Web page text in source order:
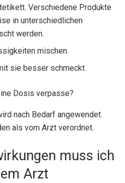
Verschiedene Produkte
in unterschiedlichen
werden.
mischen.
sie besser schmeckt.
Dosis verpasse?
nach Bedarf angewendet.
als vom Arzt verordnet.
muss ich
Arzt